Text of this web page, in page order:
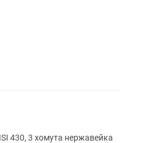
430, 3 хомута нержавейка